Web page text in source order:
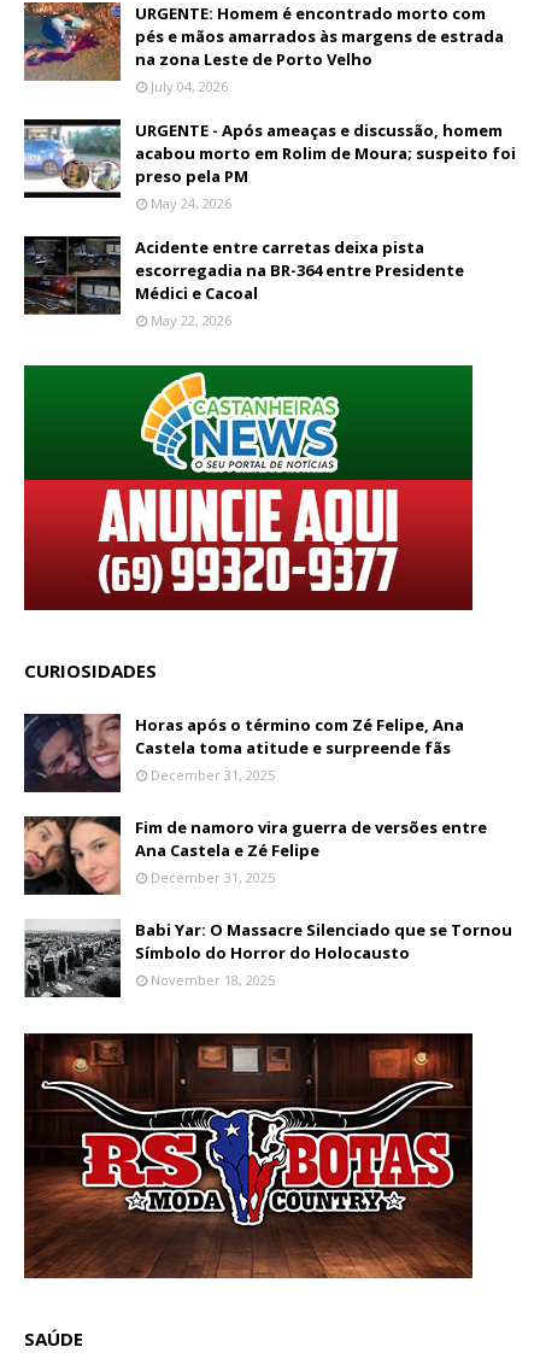
URGENTE: Homem é encontrado morto com
pés e mãos amarrados às margens de estrada
na zona Leste de Porto Velho
July 04, 2026
URGENTE - Após ameaças e discussão, homem
acabou morto em Rolim de Moura; suspeito foi
preso pela PM
May 24, 2026
Acidente entre carretas deixa pista
escorregadia na BR-364 entre Presidente
Médici e Cacoal
May 22, 2026
CURIOSIDADES
Horas após o término com Zé Felipe, Ana
Castela toma atitude e surpreende fãs
December 31, 2025
Fim de namoro vira guerra de versões entre
Ana Castela e Zé Felipe
December 31, 2025
Babi Yar: O Massacre Silenciado que se Tornou
Símbolo do Horror do Holocausto
November 18, 2025
SAÚDE